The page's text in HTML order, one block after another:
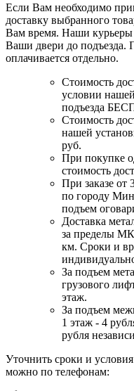
Если Вам необходимо
доставку выбранного
Вам время. Наши курьеры
Ваши двери до подъезда.
оплачивается отдельно.
Стоимость
условии
подъезда
Стоимость
нашей
руб.
При покупке
стоимость
При заказе от
по городу
подъем
Доставка
за пределы
км. Сроки и
За подъем
грузового
этаж.
За подъем
1 этаж - 4
рубля
Уточнить сроки и
можно по телефонам: